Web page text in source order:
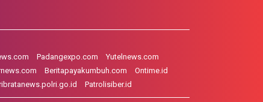
Padangexpo.com
Yutelnews.com
Beritapayakumbuh.com
Ontime.id
Patrolisiber.id